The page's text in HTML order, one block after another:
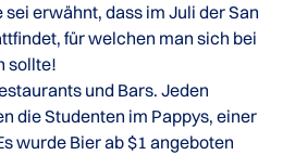
erwähnt, dass im Juli der San
für welchen man sich bei
sollte!
und Bars. Jeden
die Studenten im Pappys, einer
wurde Bier ab $1 angeboten